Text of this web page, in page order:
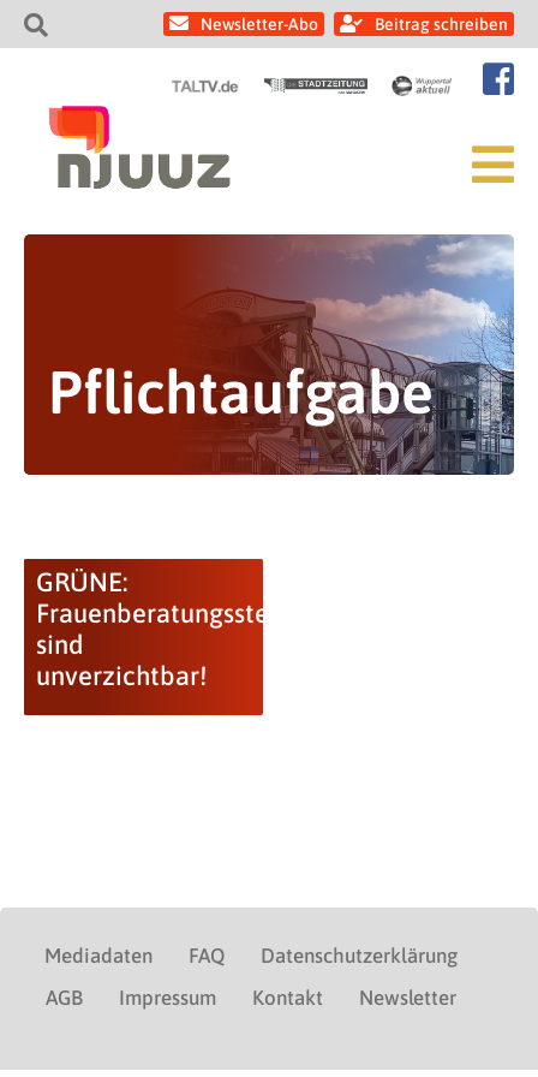
Newsletter-Abo Beitrag schreiben
Pflichtaufgabe
GRÜNE:
Frauenberatungsstellen
sind
unverzichtbar!
Mediadaten FAQ
Datenschutzerklärung
AGB
Impressum Kontakt Newsletter